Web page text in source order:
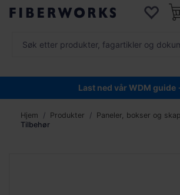
Last ned vår WDM guide
Hjem Produkter Paneler, bokser og skap
Tilbehør